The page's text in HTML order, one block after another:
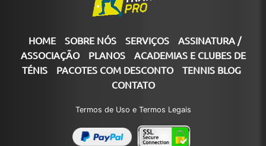
HOME SOBRE NÓS SERVIÇOS
ASSINATURA /
ASSOCIAÇÃO
PLANOS
ACADEMIAS E CLUBES DE
TÉNIS
PACOTES COM DESCONTO
TENNIS BLOG
CONTATO
Termos de Uso e Termos Legais